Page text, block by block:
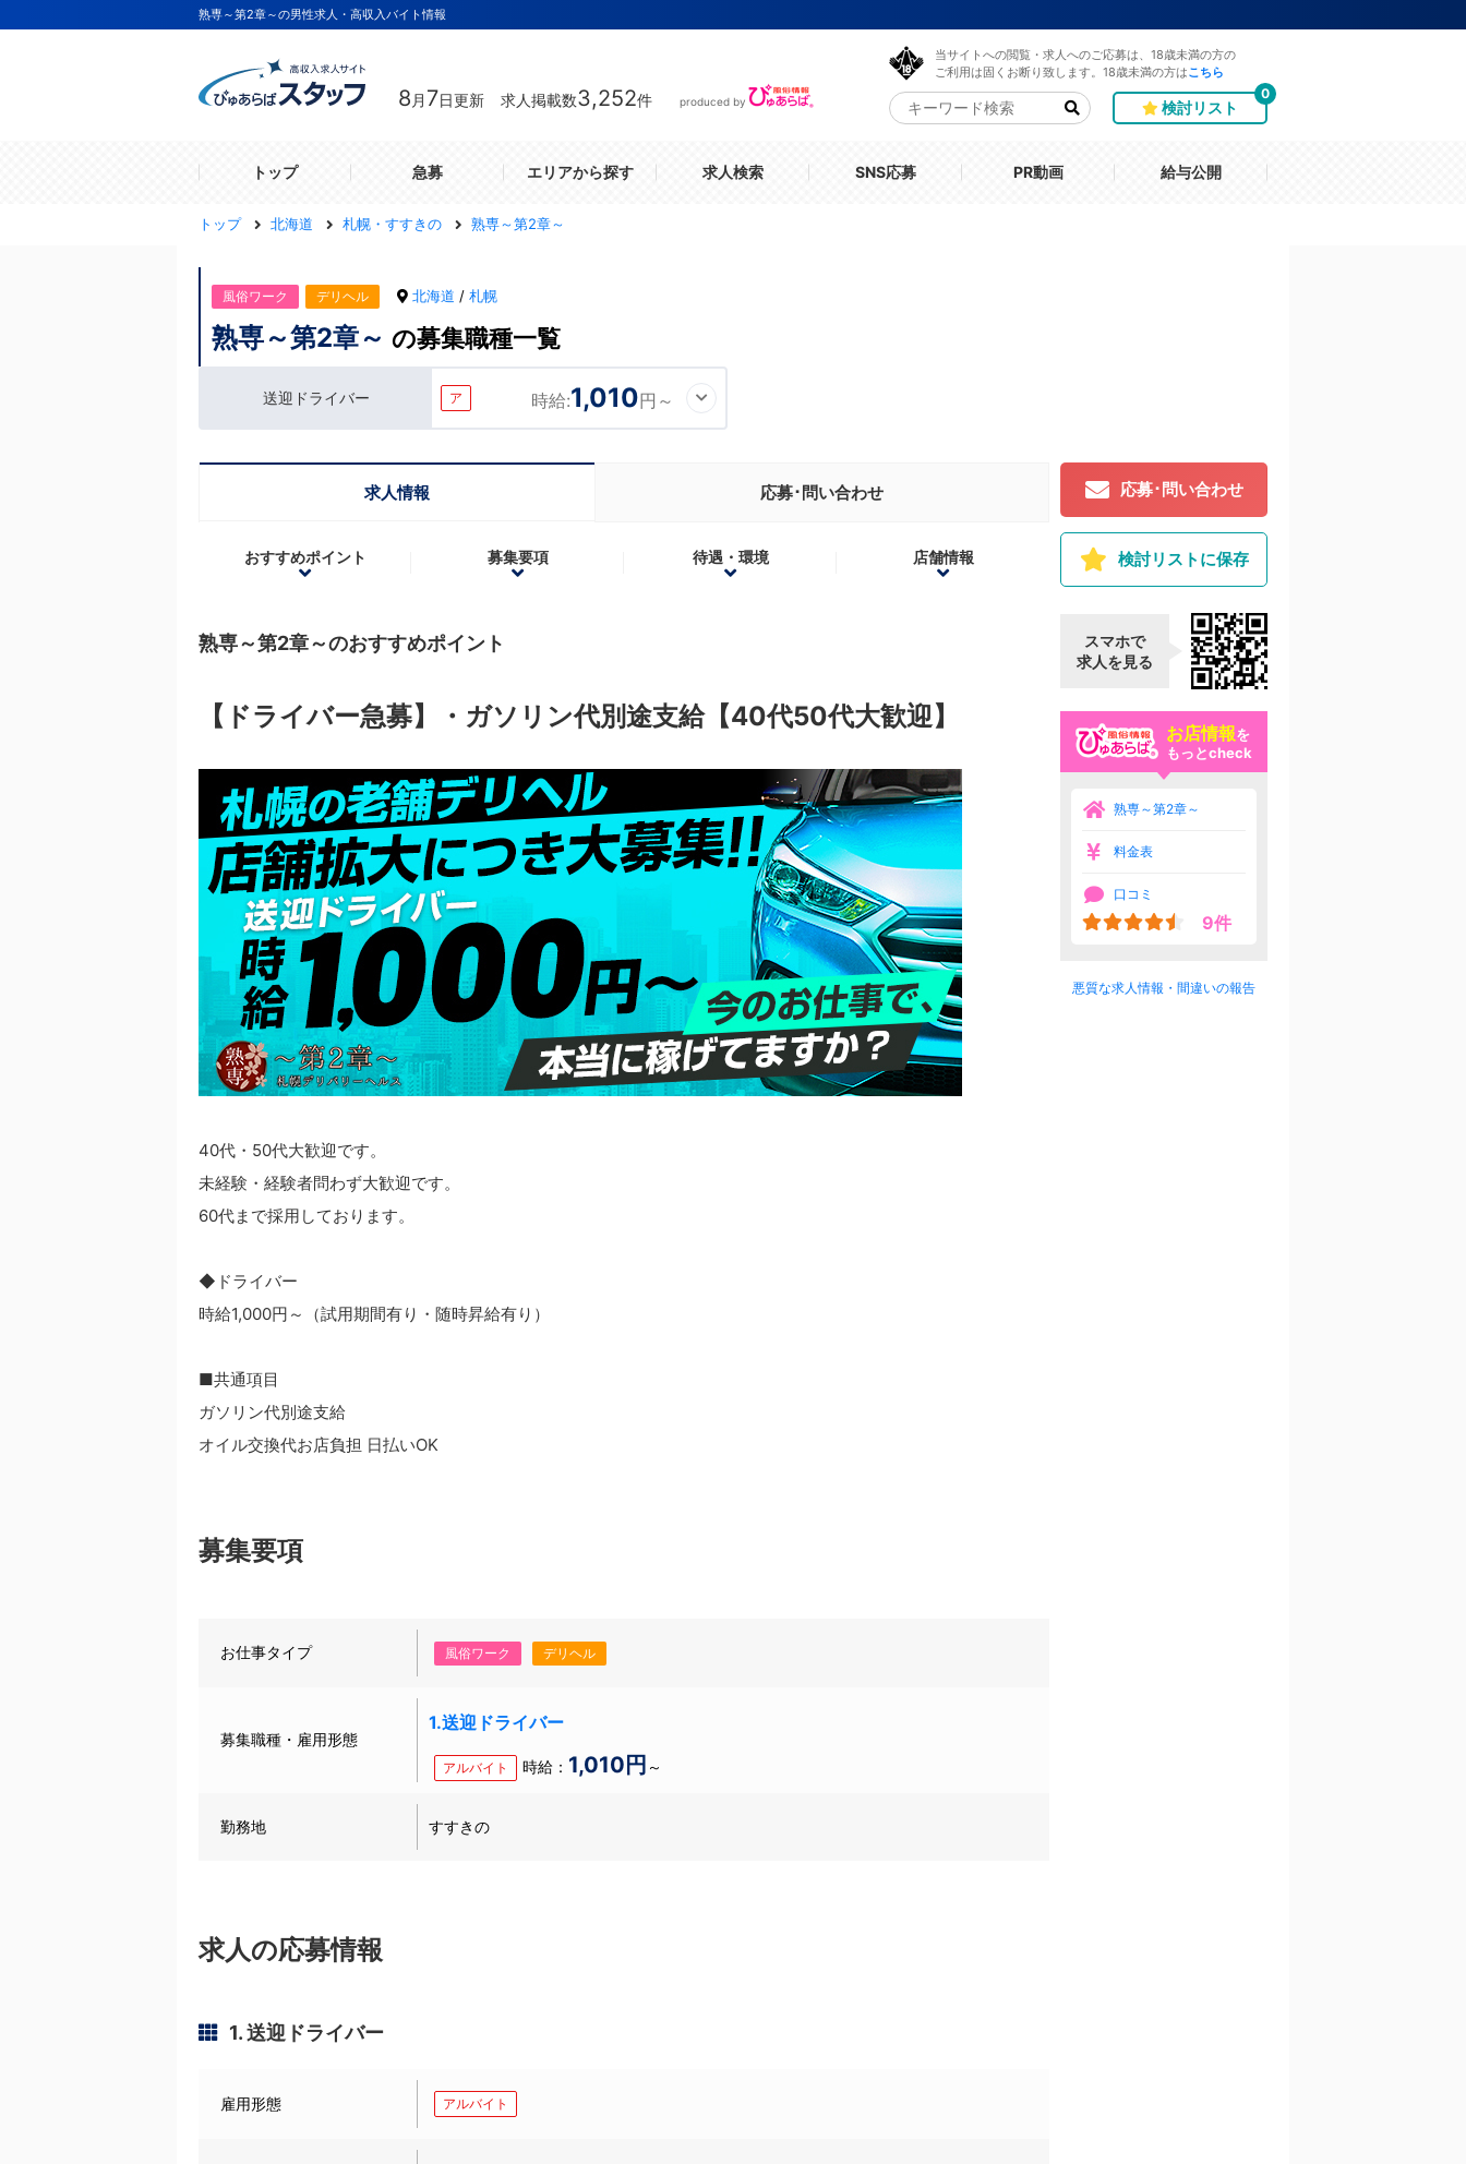
熟専～第2章～の男性求人・高収入バイト情報
8 月 7日更新 求人掲載数3,252件 produced by
当サイトへの閲覧・求人へのご応募は、18歳未満の方の
ご利用は固くお断り致します。18歳未満の方は こちら
検討リスト
0
トップ 急募 エリアから探す 求人検索 SNS応募 PR動画 給与公開
トップ 北海道 札幌・すすきの 熟専～第2章～
風俗ワーク デリヘル 北海道 / 札幌
熟専～第2章～ の募集職種一覧
送迎ドライバー ア 時給:1,010円～
求人情報 応募･問い合わせ
おすすめポイント 募集要項 待遇・環境 店舗情報
熟専～第2章～のおすすめポイント
【ドライバー急募】・ガソリン代別途支給【40代50代大歓迎】
40代・50代大歓迎です。
未経験・経験者問わず大歓迎です。
60代まで採用しております。
◆ドライバー
時給1,000円～（試用期間有り・随時昇給有り）
■共通項目
ガソリン代別途支給
オイル交換代お店負担 日払いOK
募集要項
お仕事タイプ 風俗ワーク デリヘル
募集職種・雇用形態
1.送迎ドライバー
アルバイト 時給： 1,010円 ～
勤務地 すすきの
求人の応募情報
1. 送迎ドライバー
雇用形態 アルバイト
応募･問い合わせ
検討リストに保存
スマホで
求人を見る
お店情報を
もっとcheck
熟専～第2章～
料金表
口コミ
9件
悪質な求人情報・間違いの報告